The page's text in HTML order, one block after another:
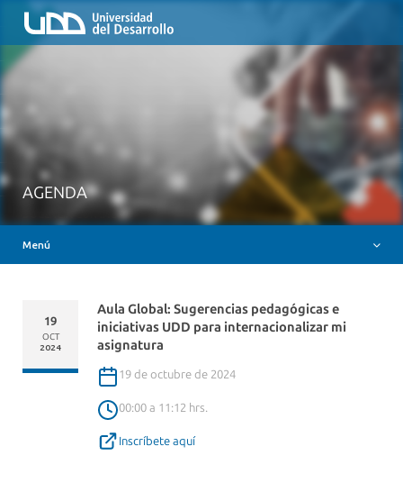
AGENDA
Menú
Inicio
QUIÉNES SOMOS
MESA AYUDA CANVAS
INSIGNIAS DIGITALES
Aula Global: Sugerencias pedagógicas e
iniciativas UDD para internacionalizar mi
asignatura
19 de octubre de 2024
00:00 a 11:12 hrs.
Inscríbete aquí
19
OCT
2024